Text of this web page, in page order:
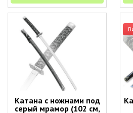
Катана с ножнами под
серый мрамор (102 см,